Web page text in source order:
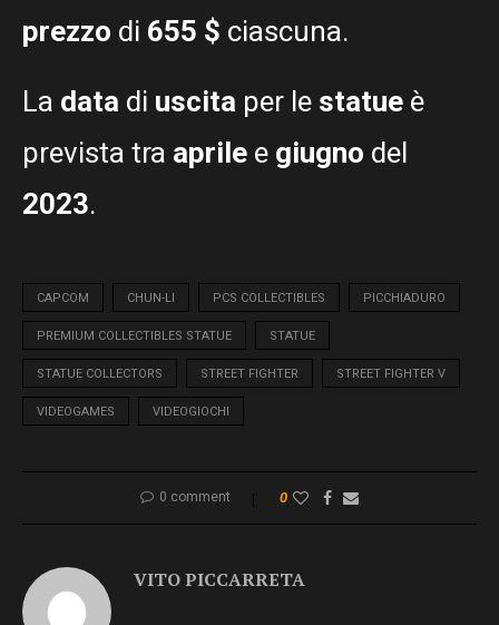
prezzo di 655 $ ciascuna.
La data di uscita per le statue è
prevista tra aprile e giugno del
2023.
CAPCOM CHUN-LI PCS COLLECTIBLES PICCHIADURO
PREMIUM COLLECTIBLES STATUE STATUE
STATUE COLLECTORS STREET FIGHTER STREET FIGHTER V
VIDEOGAMES VIDEOGIOCHI
0 comment 0
VITO PICCARRETA